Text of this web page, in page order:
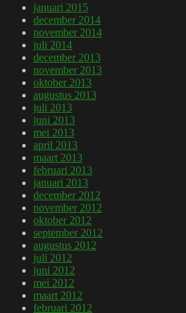
januari 2015
december 2014
november 2014
juli 2014
december 2013
november 2013
oktober 2013
augustus 2013
juli 2013
juni 2013
mei 2013
april 2013
maart 2013
februari 2013
januari 2013
december 2012
november 2012
oktober 2012
september 2012
augustus 2012
juli 2012
juni 2012
mei 2012
maart 2012
februari 2012